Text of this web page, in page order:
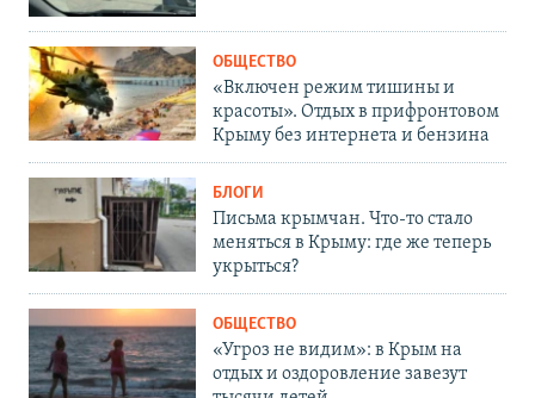
ОБЩЕСТВО
«Включен режим тишины и
красоты». Отдых в прифронтовом
Крыму без интернета и бензина
БЛОГИ
Письма крымчан. Что-то стало
меняться в Крыму: где же теперь
укрыться?
ОБЩЕСТВО
«Угроз не видим»: в Крым на
отдых и оздоровление завезут